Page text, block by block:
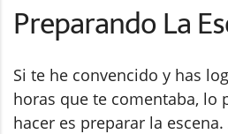
Preparando La
Si te he convencido y has
horas que te comentaba, lo
hacer es preparar la